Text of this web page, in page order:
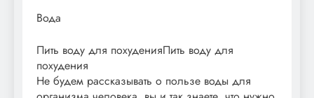
Вода
Пить воду для похуденияПить воду для
похудения
Не будем рассказывать о пользе воды для